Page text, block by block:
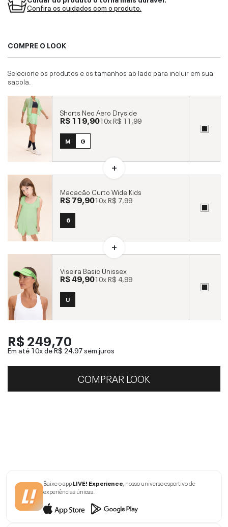
Confira os cuidados com o produto.
COMPRE O LOOK
Selecione os produtos e os tamanhos ao lado para incluir em sua
sacola.
Shorts Neo Aero Dryside
R$ 119,9010xR$ 11,99
M G
Macacão Curto Wide Kids
R$ 79,9010xR$ 7,99
6
Viseira Basic Unissex
R$ 49,9010xR$ 4,99
U
R$ 249,70
Em até 10x deR$ 24,97sem juros
COMPRAR LOOK
Baixe o appLIVE! Experience, nosso universo esportivo de
experiências únicas.